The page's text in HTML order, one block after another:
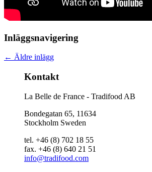
Inläggsnavigering
← Äldre inlägg
Kontakt
La Belle de France - Tradifood AB
Bondegatan 65, 11634
Stockholm Sweden
tel. +46 (8) 702 18 55
fax. +46 (8) 640 21 51
info@tradifood.com